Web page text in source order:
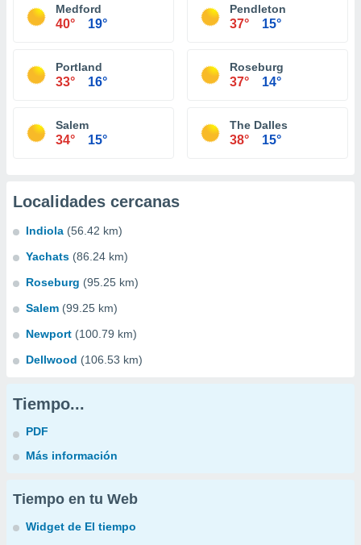
Medford
40° 19°
Pendleton
37° 15°
Portland
33° 16°
Roseburg
37° 14°
Salem
34° 15°
The Dalles
38° 15°
Localidades cercanas
Indiola (56.42 km)
Yachats (86.24 km)
Roseburg (95.25 km)
Salem (99.25 km)
Newport (100.79 km)
Dellwood (106.53 km)
Tiempo...
PDF
Más información
Tiempo en tu Web
Widget de El tiempo